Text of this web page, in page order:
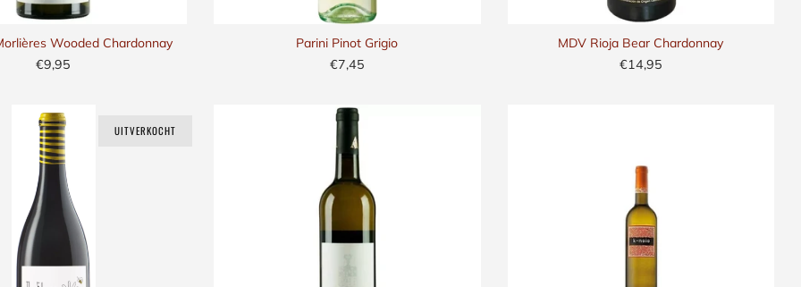
Wooded Chardonnay
€9,95
Parini Pinot Grigio
€7,45
MDV Rioja Bear Chardonnay
€14,95
UITVERKOCHT